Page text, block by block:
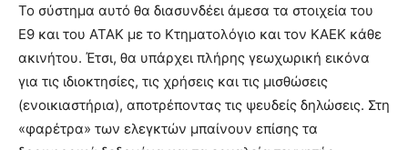
Το σύστημα αυτό θα διασυνδέει άμεσα τα στοιχεία του
Ε9 και του ΑΤΑΚ με το Κτηματολόγιο και τον ΚΑΕΚ κάθε
ακινήτου. Έτσι, θα υπάρχει πλήρης γεωχωρική εικόνα
για τις ιδιοκτησίες, τις χρήσεις και τις μισθώσεις
(ενοικιαστήρια), αποτρέποντας τις ψευδείς δηλώσεις. Στη
«φαρέτρα» των ελεγκτών μπαίνουν επίσης τα